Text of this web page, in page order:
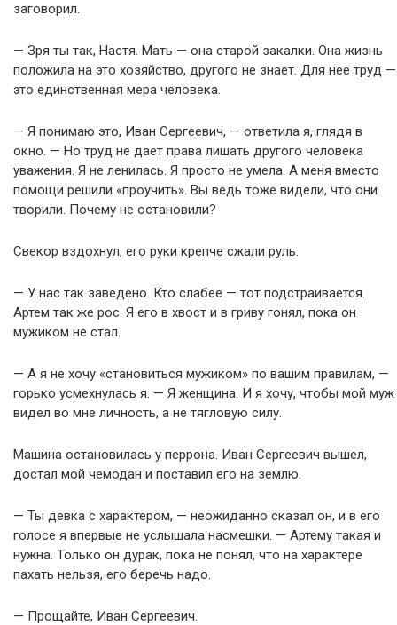
заговорил.
— Зря ты так, Настя. Мать — она старой закалки. Она жизнь
положила на это хозяйство, другого не знает. Для нее труд —
это единственная мера человека.
— Я понимаю это, Иван Сергеевич, — ответила я, глядя в
окно. — Но труд не дает права лишать другого человека
уважения. Я не ленилась. Я просто не умела. А меня вместо
помощи решили «проучить». Вы ведь тоже видели, что они
творили. Почему не остановили?
Свекор вздохнул, его руки крепче сжали руль.
— У нас так заведено. Кто слабее — тот подстраивается.
Артем так же рос. Я его в хвост и в гриву гонял, пока он
мужиком не стал.
— А я не хочу «становиться мужиком» по вашим правилам, —
горько усмехнулась я. — Я женщина. И я хочу, чтобы мой муж
видел во мне личность, а не тягловую силу.
Машина остановилась у перрона. Иван Сергеевич вышел,
достал мой чемодан и поставил его на землю.
— Ты девка с характером, — неожиданно сказал он, и в его
голосе я впервые не услышала насмешки. — Артему такая и
нужна. Только он дурак, пока не понял, что на характере
пахать нельзя, его беречь надо.
— Прощайте, Иван Сергеевич.